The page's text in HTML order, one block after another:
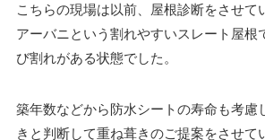
こちらの現場は以前、屋根診断をさせて
アーバニという割れやすいスレート屋根
び割れがある状態でした。
築年数などから防水シートの寿命も考慮
きと判断して重ね葺きのご提案をさせて